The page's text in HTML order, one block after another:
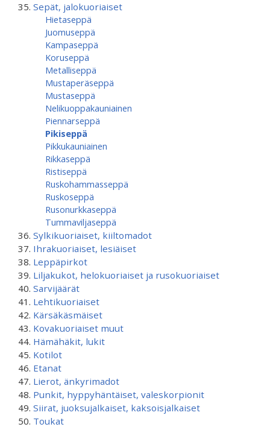
Sepät, jalokuoriaiset
Hietaseppä
Juomuseppä
Kampaseppä
Koruseppä
Metalliseppä
Mustaperäseppä
Mustaseppä
Nelikuoppakauniainen
Piennarseppä
Pikiseppä
Pikkukauniainen
Rikkaseppä
Ristiseppä
Ruskohammasseppä
Ruskoseppä
Rusonurkkaseppä
Tummaviljaseppä
Sylkikuoriaiset, kiiltomadot
Ihrakuoriaiset, lesiäiset
Leppäpirkot
Liljakukot, helokuoriaiset ja rusokuoriaiset
Sarvijäärät
Lehtikuoriaiset
Kärsäkäsmäiset
Kovakuoriaiset muut
Hämähäkit, lukit
Kotilot
Etanat
Lierot, änkyrimadot
Punkit, hyppyhäntäiset, valeskorpionit
Siirat, juoksujalkaiset, kaksoisjalkaiset
Toukat